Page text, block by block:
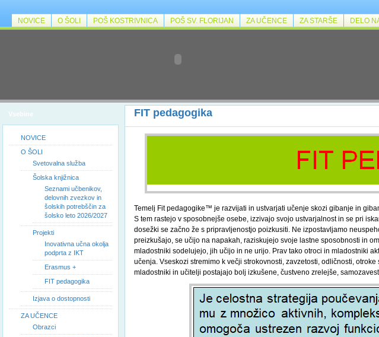
NOVICE O ŠOLI POŠ KOSTRIVNICA POŠ SV. FLORIJAN ZA UČENCE ZA STARŠE DELO
Vsebine
NOVICE
O ŠOLI
Svetovalna služba
Šolska knjižnica
Seznami učbenikov,
delovnih zvezkov in
šolskih potrebščin za
šolsko leto 2026/2027
Projekti
Inovativna učna okolja
podprta z IKT
Erasmus +
FIT pedagogika
Izjava o dostopnosti
ZA UČENCE
Obrazci
FIT pedagogika
Temelj Fit pedagogike™ je razvijati in ustvarjati učenje skozi gibanje in
S tem rastejo v sposobnejše osebe, izzivajo svojo ustvarjalnost in se pri
dosežki se začno že s pripravljenostjo poizkusiti. Ne izpostavljamo
preizkušajo, se učijo na napakah, raziskujejo svoje lastne sposobnosti in
mladostniki sodelujejo, jih učijo in ne urijo. Prav tako otroci in mladostniki
učenja. Vseskozi stremimo k večji strokovnosti, zavzetosti, odličnosti,
mladostniki in učitelji postajajo bolj izkušene, čustveno zrelejše,